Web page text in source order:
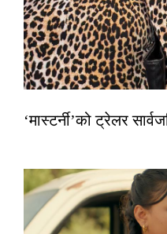
‘मास्टर्नी’को ट्रेलर